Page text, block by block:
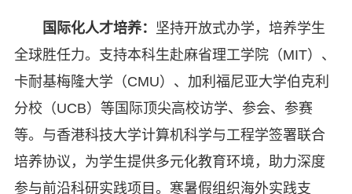
国际化人才培养： 坚持开放式办学，培养学生
全球胜任力。支持本科生赴麻省理工学院（MIT）、
卡耐基梅隆大学（CMU）、加利福尼亚大学伯克利
分校（UCB）等国际顶尖高校访学、参会、参赛
等。与香港科技大学计算机科学与工程学签署联合
培养协议，为学生提供多元化教育环境，助力深度
参与前沿科研实践项目。寒暑假组织海外实践支